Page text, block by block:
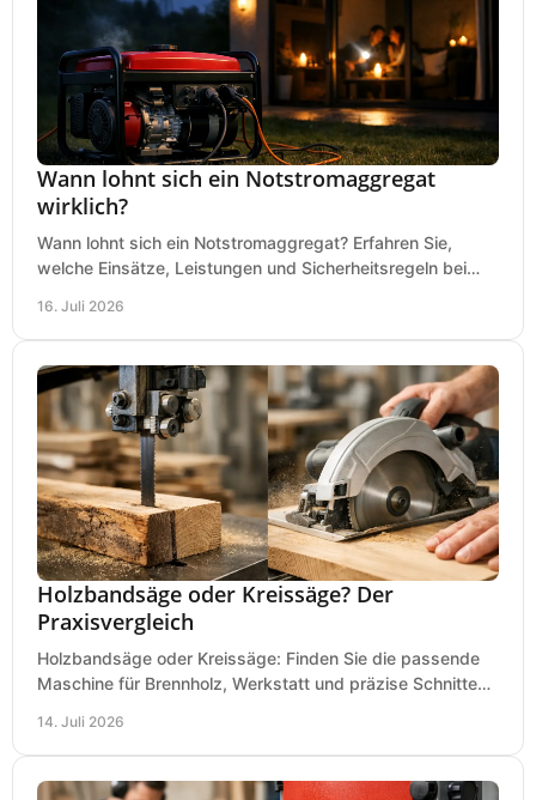
Wann lohnt sich ein Notstromaggregat
wirklich?
Wann lohnt sich ein Notstromaggregat? Erfahren Sie,
welche Einsätze, Leistungen und Sicherheitsregeln bei
16. Juli 2026
Holzbandsäge oder Kreissäge? Der
Praxisvergleich
Holzbandsäge oder Kreissäge: Finden Sie die passende
Maschine für Brennholz, Werkstatt und präzise Schnitte
14. Juli 2026